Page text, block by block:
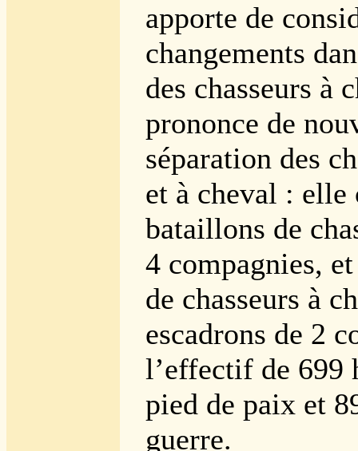
apporte de
changements
des chasseurs à
prononce de
séparation des
et à cheval : elle
bataillons de
4 compagnies,
de chasseurs à
escadrons de 2
l’effectif de 699
pied de paix et
guerre.